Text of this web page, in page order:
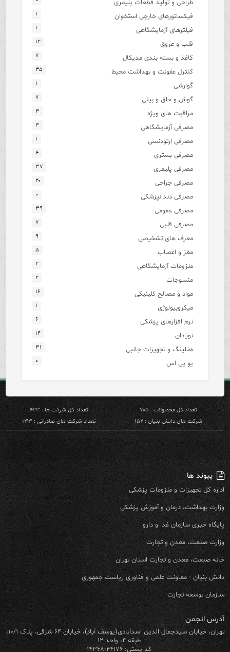
طراحی و تولید قطعات پلیمری
فیکساتورهای خارجی استخوان ۱
فیلترهای آزمایشگاهی ۱
قلب و عروق ۱۲
کاغذ و بسته بندی مدیکال ۷
کنترل عفونت و بهداشت محیط ۳۵
گوارشی ۱
گوش و حلق و بینی ۷
مراقبت های ویژه ۳
مصرفی آزمایشگاهی ۳
مصرفی ارتودنسی ۱
مصرفی بستری ۴
مصرفی پلیمری ۳۷
مصرفی جراحی ۲۰
مصرفی دندانپزشکی ۰
مصرفی عمومی ۳۹
مصرفی قلبی ۷
معرف های تشخیصی ۹
مغز و اعصاب ۵
ملزومات آزمایشگاهی ۲
منسوجات ۲
مواد و مصالح کلینیکی ۱۶
میکروبیولوژی ۱
نرم افزارهای پزشکی ۶
نوزادان ۱۴
هتلینگ و تجهیزات جانبی ۳۱
یو پی اس ۰
تعداد کل محصولات : ۷۰۵
تعداد کل شرکت ها : ۴۲۳
شرکت های دانش بنیان : ۱۵۲
تعداد شرکت های صادراتی : ۱۳۳
پیوند ها
اداره کل تجهیزات و ملزومات پزشکی
وزارت بهداشت، درمان و آموزش پزشکی
پایگاه خبری سازمان غذا و دارو
وزارت صنعت، معدن و تجارت
خانه صنعت، معدن و تجارت استان تهران
دانش بنیان - معاونت علمی و فناوری ریاست جمهوری
سازمان توسعه تجارت
آدرس انجمن
تهران، خیابان سیدجمال الدین اسدآبادی(یوسف آباد)، خیابان ۶۴ شرقی، پلاک ۱۰/۱،
طبقه ۴، واحد ۱۲
کد پستی: ۴۴۱۷۶-۱۴۳۶۸